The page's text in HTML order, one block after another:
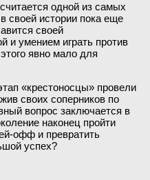
одной из самых
своей истории пока еще
своей
и умением играть против
явно мало для
«крестоносцы» провели
своих соперников по
вопрос заключается в
наконец пройти
офф и превратить
успех?